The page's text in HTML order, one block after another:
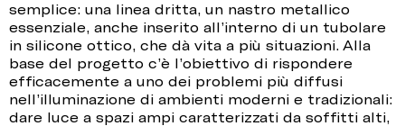
semplice: una linea dritta, un nastro metallico
essenziale, anche inserito all’interno di un tubolare
in silicone ottico, che dà vita a più situazioni. Alla
base del progetto c’è l’obiettivo di rispondere
efficacemente a uno dei problemi più diffusi
nell’illuminazione di ambienti moderni e tradizionali:
dare luce a spazi ampi caratterizzati da soffitti alti,